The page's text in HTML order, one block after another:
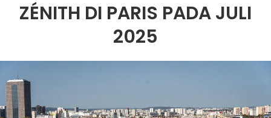
ZÉNITH DI PARIS PADA JULI
2025